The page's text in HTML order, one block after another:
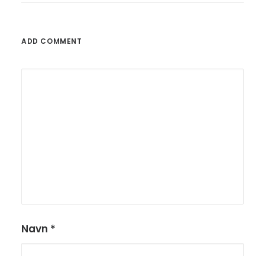
ADD COMMENT
Navn *